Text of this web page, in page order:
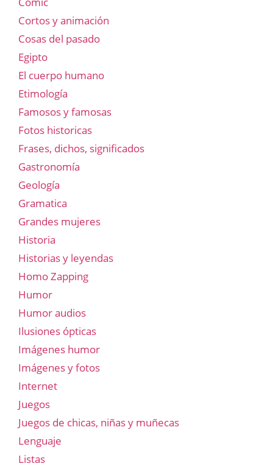
Cortos y animación
Cosas del pasado
Egipto
El cuerpo humano
Etimología
Famosos y famosas
Fotos historicas
Frases, dichos, significados
Gastronomía
Geología
Gramatica
Grandes mujeres
Historia
Historias y leyendas
Homo Zapping
Humor
Humor audios
Ilusiones ópticas
Imágenes humor
Imágenes y fotos
Internet
Juegos
Juegos de chicas, niñas y muñecas
Lenguaje
Listas